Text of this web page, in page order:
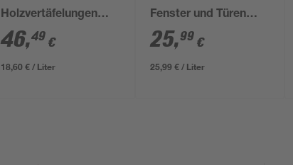
Holzvertäfelungen
reinweiß matt 2,5 l
46,49 €
18,60 € / Liter
Fenster und Türen
anthrazitfarbengrau
seidenmatt 1 l
25,99 €
25,99 € / Liter